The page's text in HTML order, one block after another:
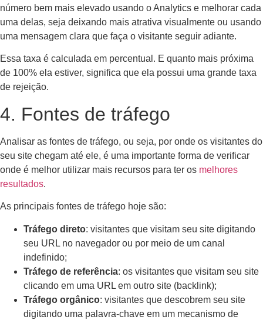
número bem mais elevado usando o Analytics e melhorar cada
uma delas, seja deixando mais atrativa visualmente ou usando
uma mensagem clara que faça o visitante seguir adiante.
Essa taxa é calculada em percentual. E quanto mais próxima
de 100% ela estiver, significa que ela possui uma grande taxa
de rejeição.
4. Fontes de tráfego
Analisar as fontes de tráfego, ou seja, por onde os visitantes do
seu site chegam até ele, é uma importante forma de verificar
onde é melhor utilizar mais recursos para ter os melhores
resultados.
As principais fontes de tráfego hoje são:
Tráfego direto: visitantes que visitam seu site digitando
seu URL no navegador ou por meio de um canal
indefinido;
Tráfego de referência: os visitantes que visitam seu site
clicando em uma URL em outro site (backlink);
Tráfego orgânico: visitantes que descobrem seu site
digitando uma palavra-chave em um mecanismo de